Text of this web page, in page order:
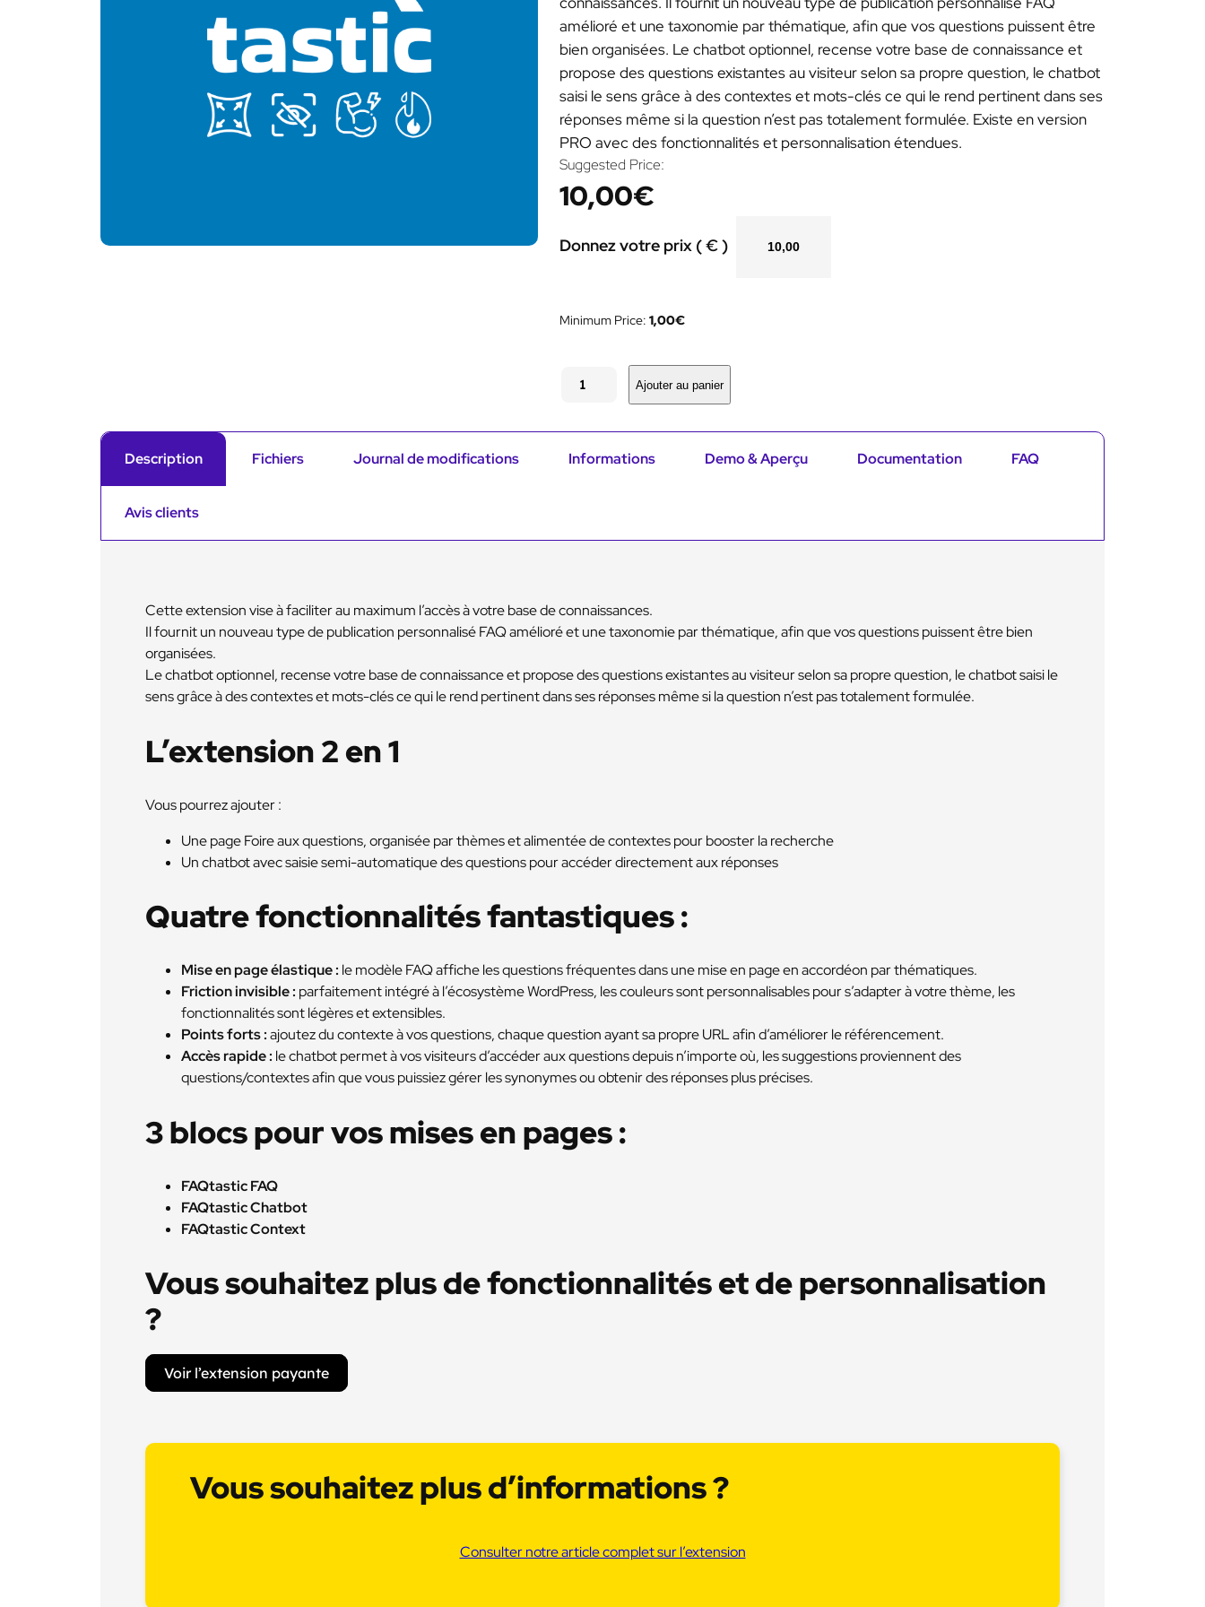
amélioré et une taxonomie par thématique, afin que vos questions puissent être
bien organisées. Le chatbot optionnel, recense votre base de connaissance et
propose des questions existantes au visiteur selon sa propre question, le chatbot
saisi le sens grâce à des contextes et mots-clés ce qui le rend pertinent dans ses
réponses même si la question n’est pas totalement formulée. Existe en version
PRO avec des fonctionnalités et personnalisation étendues.
Suggested Price:
10,00€
Donnez votre prix ( € )
Minimum Price: 1,00€
t
s
t
Ajouter au panier
Description Fichiers Journal de modifications Informations Demo & Aperçu Documentation FAQ
Avis clients
Cette extension vise à faciliter au maximum l’accès à votre base de connaissances.
Il fournit un nouveau type de publication personnalisé FAQ amélioré et une taxonomie par thématique, afin que vos questions puissent être bien
organisées.
Le chatbot optionnel, recense votre base de connaissance et propose des questions existantes au visiteur selon sa propre question, le chatbot saisi le
sens grâce à des contextes et mots-clés ce qui le rend pertinent dans ses réponses même si la question n’est pas totalement formulée.
L’extension 2 en 1
Vous pourrez ajouter :
Une page Foire aux questions, organisée par thèmes et alimentée de contextes pour booster la recherche
Un chatbot avec saisie semi-automatique des questions pour accéder directement aux réponses
Quatre fonctionnalités fantastiques :
Mise en page élastique : le modèle FAQ affiche les questions fréquentes dans une mise en page en accordéon par thématiques.
Friction invisible : parfaitement intégré à l’écosystème WordPress, les couleurs sont personnalisables pour s’adapter à votre thème, les
fonctionnalités sont légères et extensibles.
Points forts :ajoutez du contexte à vos questions, chaque question ayant sa propre URL afin d’améliorer le référencement.
Accès rapide : le chatbot permet à vos visiteurs d’accéder aux questions depuis n’importe où, les suggestions proviennent des
questions/contextes afin que vous puissiez gérer les synonymes ou obtenir des réponses plus précises.
3 blocs pour vos mises en pages :
FAQtastic FAQ
FAQtastic Chatbot
FAQtastic Context
Vous souhaitez plus de fonctionnalités et de personnalisation
?
Voir l’extension payante
Vous souhaitez plus d’informations ?
Consulter notre article complet sur l’extension